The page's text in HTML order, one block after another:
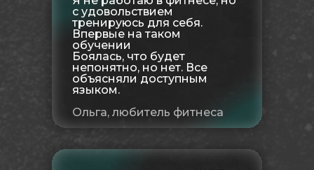
с удовольствием
тренируюсь для себя.
Впервые на таком
обучении
Боялась, что будет
непонятно, но нет. Все
объясняли доступным
языком.
Ольга, любитель фитнеса